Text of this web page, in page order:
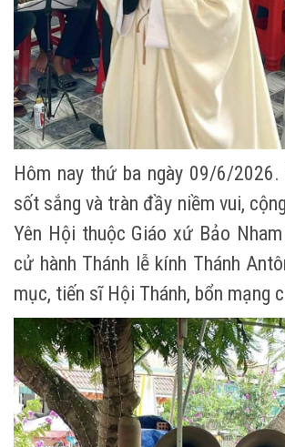
Hôm nay thứ ba ngày 09/6/2026.
sốt sắng và tràn đầy niềm vui,
Yên Hội thuộc Giáo xứ Bảo
cử hành Thánh lễ kính Thánh
mục, tiến sĩ Hội Thánh, bổn mạng